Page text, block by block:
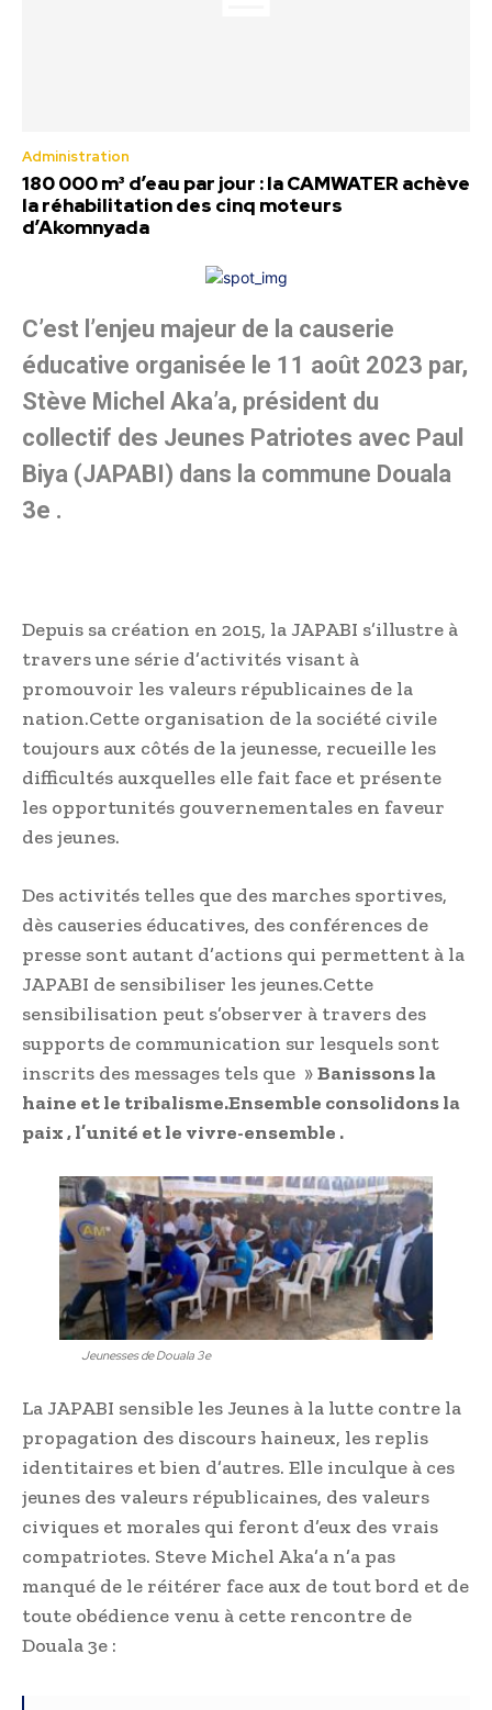
Administration
180 000 m³ d’eau par jour : la CAMWATER achève
la réhabilitation des cinq moteurs
d’Akomnyada
C’est l’enjeu majeur de la causerie
éducative organisée le 11 août 2023 par,
Stève Michel Aka’a, président du
collectif des Jeunes Patriotes avec Paul
Biya (JAPABI) dans la commune Douala
3e .
Depuis sa création en 2015, la JAPABI s’illustre à
travers une série d’activités visant à
promouvoir les valeurs républicaines de la
nation.Cette organisation de la société civile
toujours aux côtés de la jeunesse, recueille les
difficultés auxquelles elle fait face et présente
les opportunités gouvernementales en faveur
des jeunes.
Des activités telles que des marches sportives,
dès causeries éducatives, des conférences de
presse sont autant d’actions qui permettent à la
JAPABI de sensibiliser les jeunes.Cette
sensibilisation peut s’observer à travers des
supports de communication sur lesquels sont
inscrits des messages tels que »Banissons la
haine et le tribalisme.Ensemble consolidons la
paix , l’unité et le vivre-ensemble .
Jeunesses de Douala 3e
La JAPABI sensible les Jeunes à la lutte contre la
propagation des discours haineux, les replis
identitaires et bien d’autres. Elle inculque à ces
jeunes des valeurs républicaines, des valeurs
civiques et morales qui feront d’eux des vrais
compatriotes. Steve Michel Aka’a n’a pas
manqué de le réitérer face aux de tout bord et de
toute obédience venu à cette rencontre de
Douala 3e :